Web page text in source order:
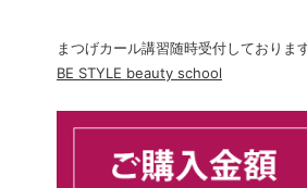
まつげカール講習随時受付しておりま
BE STYLE beauty school